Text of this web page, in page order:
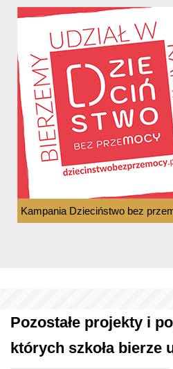
Kampania Dzieciństwo bez
Pozostałe projekty i
których szkoła bierze